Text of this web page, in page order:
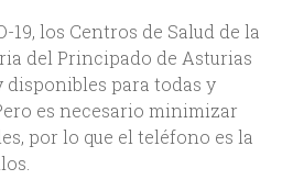
19, los Centros de Salud de la
del Principado de Asturias
para todas y
es necesario minimizar
por lo que el teléfono es la